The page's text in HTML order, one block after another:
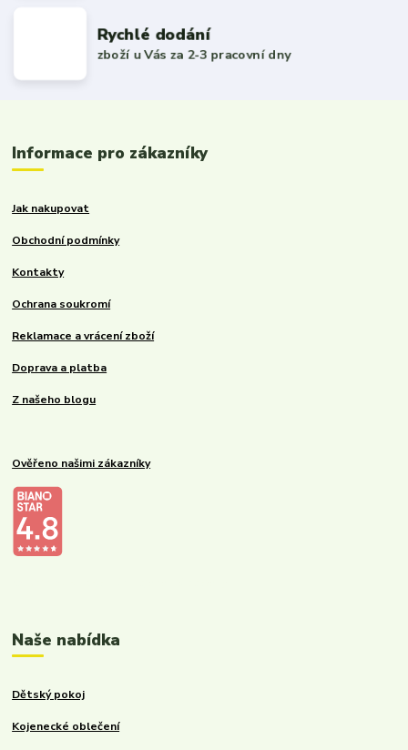
Rychlé dodání
zboží u Vás za 2-3 pracovní dny
Informace pro zákazníky
Jak nakupovat
Obchodní podmínky
Kontakty
Ochrana soukromí
Reklamace a vrácení zboží
Doprava a platba
Z našeho blogu
Ověřeno našimi zákazníky
Naše nabídka
Dětský pokoj
Kojenecké oblečení